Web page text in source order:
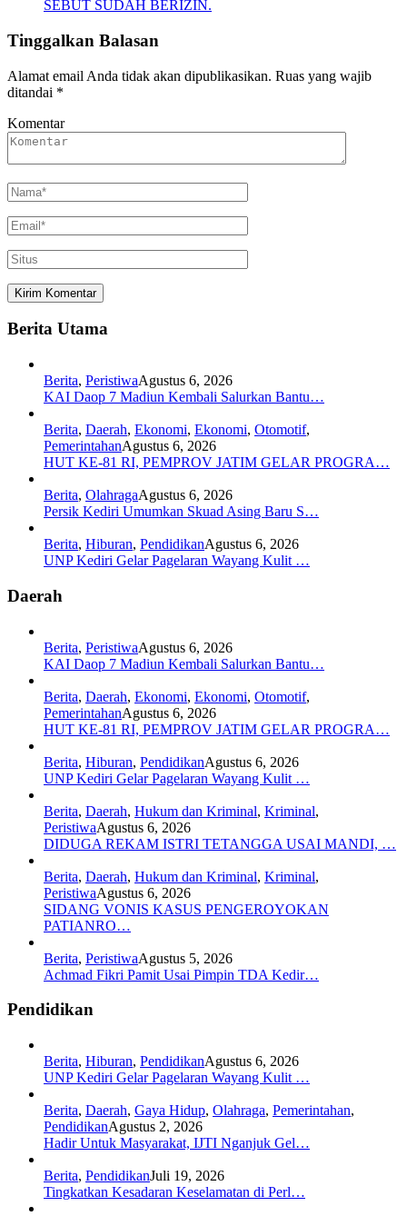
SEBUT SUDAH BERIZIN.
Tinggalkan Balasan
Alamat email Anda tidak akan dipublikasikan. Ruas yang wajib
ditandai *
Komentar
Berita Utama
Berita, PeristiwaAgustus 6, 2026
KAI Daop 7 Madiun Kembali Salurkan Bantu…
Berita, Daerah, Ekonomi, Ekonomi, Otomotif,
PemerintahanAgustus 6, 2026
HUT KE-81 RI, PEMPROV JATIM GELAR PROGRA…
Berita, OlahragaAgustus 6, 2026
Persik Kediri Umumkan Skuad Asing Baru S…
Berita, Hiburan, PendidikanAgustus 6, 2026
UNP Kediri Gelar Pagelaran Wayang Kulit …
Daerah
Berita, PeristiwaAgustus 6, 2026
KAI Daop 7 Madiun Kembali Salurkan Bantu…
Berita, Daerah, Ekonomi, Ekonomi, Otomotif,
PemerintahanAgustus 6, 2026
HUT KE-81 RI, PEMPROV JATIM GELAR PROGRA…
Berita, Hiburan, PendidikanAgustus 6, 2026
UNP Kediri Gelar Pagelaran Wayang Kulit …
Berita, Daerah, Hukum dan Kriminal, Kriminal,
PeristiwaAgustus 6, 2026
DIDUGA REKAM ISTRI TETANGGA USAI MANDI, …
Berita, Daerah, Hukum dan Kriminal, Kriminal,
PeristiwaAgustus 6, 2026
SIDANG VONIS KASUS PENGEROYOKAN
PATIANRO…
Berita, PeristiwaAgustus 5, 2026
Achmad Fikri Pamit Usai Pimpin TDA Kedir…
Pendidikan
Berita, Hiburan, PendidikanAgustus 6, 2026
UNP Kediri Gelar Pagelaran Wayang Kulit …
Berita, Daerah, Gaya Hidup, Olahraga, Pemerintahan,
PendidikanAgustus 2, 2026
Hadir Untuk Masyarakat, IJTI Nganjuk Gel…
Berita, PendidikanJuli 19, 2026
Tingkatkan Kesadaran Keselamatan di Perl…